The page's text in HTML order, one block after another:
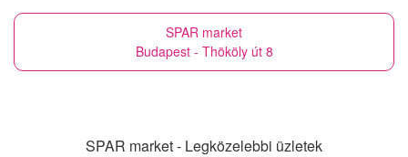
SPAR market
Budapest - Thököly út 8
SPAR market - Legközelebbi üzletek